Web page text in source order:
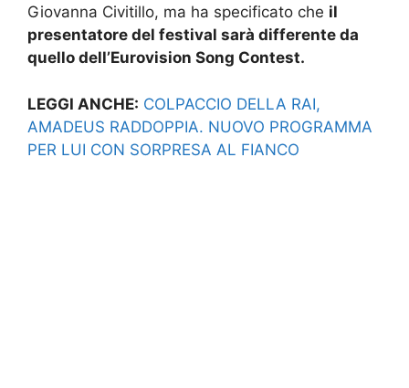
Giovanna Civitillo, ma ha specificato che il
presentatore del festival sarà differente da
quello dell’Eurovision Song Contest.
LEGGI ANCHE: COLPACCIO DELLA RAI,
AMADEUS RADDOPPIA. NUOVO PROGRAMMA
PER LUI CON SORPRESA AL FIANCO